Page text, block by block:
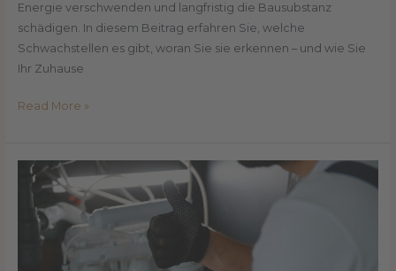
Energie verschwenden und langfristig die Bausubstanz
schädigen. In diesem Beitrag erfahren Sie, welche
Schwachstellen es gibt, woran Sie sie erkennen – und wie Sie
Ihr Zuhause
Read More »
Klares
Küche